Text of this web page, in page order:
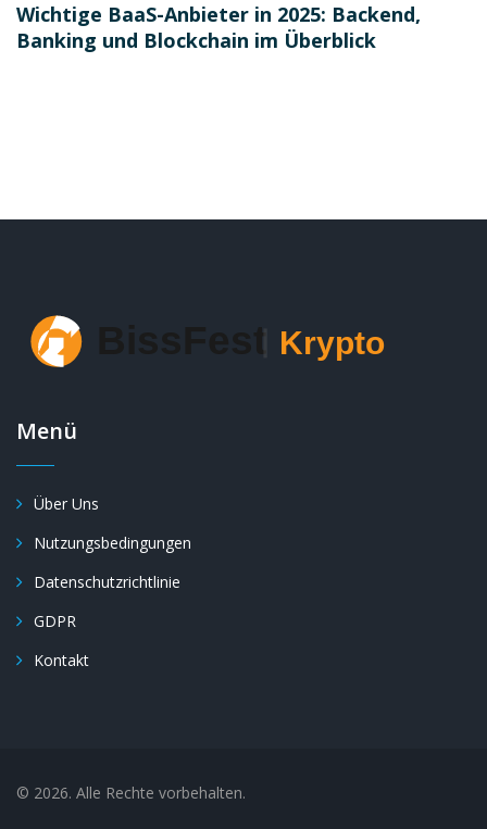
Wichtige BaaS-Anbieter in 2025: Backend,
Banking und Blockchain im Überblick
Menü
Über Uns
Nutzungsbedingungen
Datenschutzrichtlinie
GDPR
Kontakt
© 2026. Alle Rechte vorbehalten.